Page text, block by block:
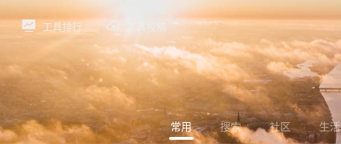
工具排行 工具投稿
常用 搜索 社区 生活